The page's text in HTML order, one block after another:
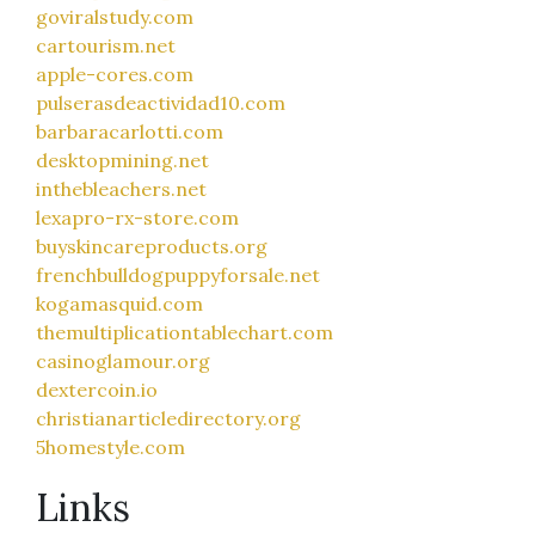
goviralstudy.com
cartourism.net
apple-cores.com
pulserasdeactividad10.com
barbaracarlotti.com
desktopmining.net
inthebleachers.net
lexapro-rx-store.com
buyskincareproducts.org
frenchbulldogpuppyforsale.net
kogamasquid.com
themultiplicationtablechart.com
casinoglamour.org
dextercoin.io
christianarticledirectory.org
5homestyle.com
Links